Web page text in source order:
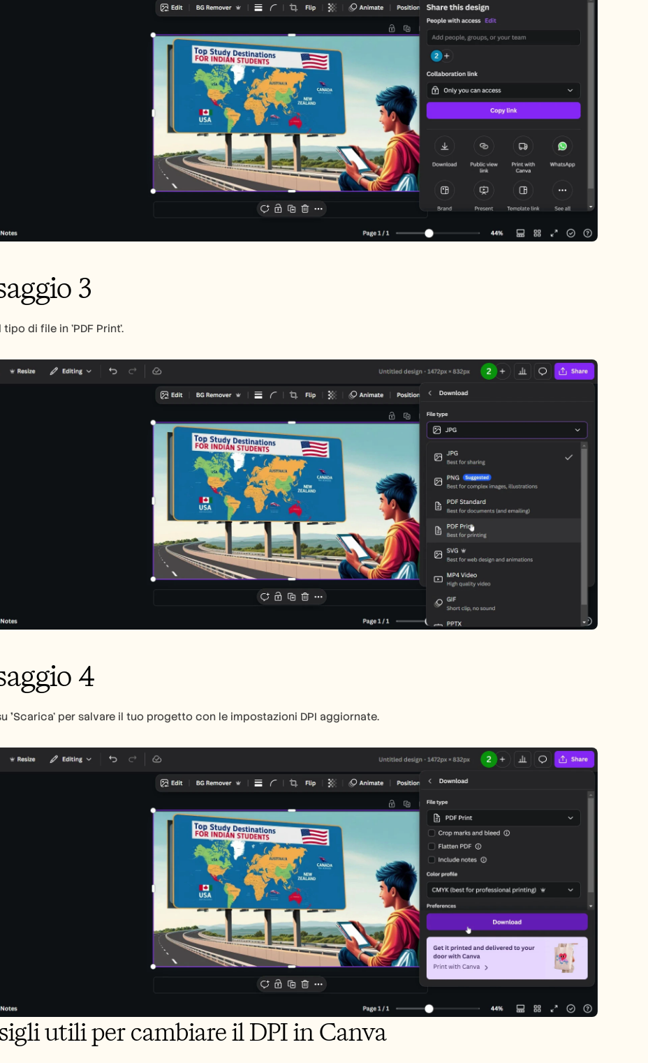
3
tipo di file in 'PDF Print'.
4
'Scarica' per salvare il tuo progetto con le impostazioni DPI aggiornate.
utili per cambiare il DPI in Canva